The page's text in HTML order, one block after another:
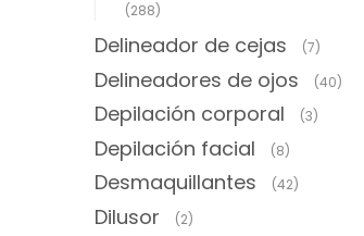
(288)
Delineador de cejas (7)
Delineadores de ojos (40)
Depilación corporal (3)
Depilación facial (8)
Desmaquillantes (42)
Dilusor (2)